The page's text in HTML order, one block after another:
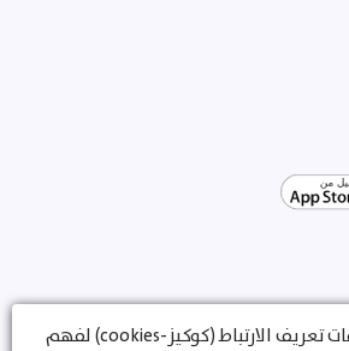
يتم استخدام ملفات تعريف الارتباط (كوكيز-cookies) لفهم